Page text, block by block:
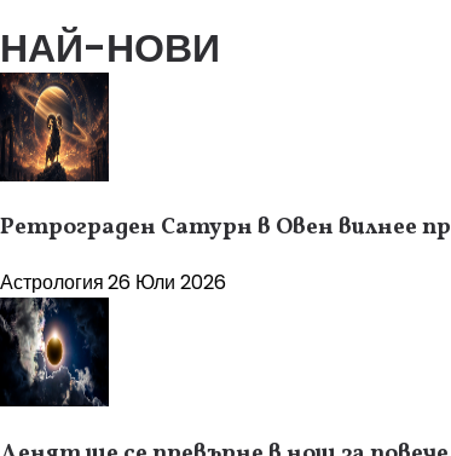
НАЙ-НОВИ
Ретрограден Сатурн в Овен вилнее
Астрология26 Юли 2026